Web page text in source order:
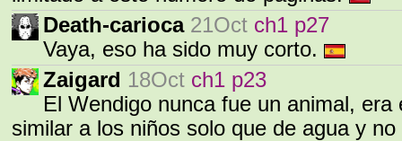
Death-carioca 21Oct ch1 p27
Vaya, eso ha sido muy corto.
Zaigard 18Oct ch1 p23
El Wendigo nunca fue un animal,
similar a los niños solo que de agua y